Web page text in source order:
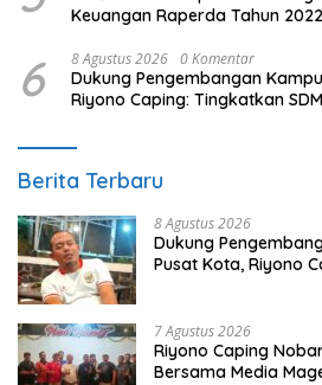
Keuangan Raperda Tahun 2022
6 8 Agustus 2026 0 Komentar
Dukung Pengembangan
Riyono Caping: Tingkatkan
Berita Terbaru
8 Agustus 2026
Dukung
Pusat Kota, Riyono
7 Agustus 2026
Riyono Caping
Bersama Media